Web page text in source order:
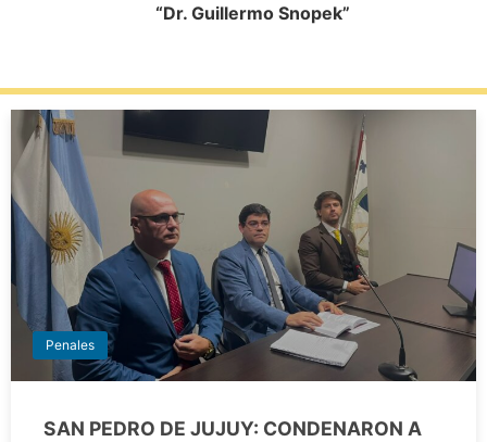
“Dr. Guillermo Snopek”
Penales
SAN PEDRO DE JUJUY: CONDENARON A